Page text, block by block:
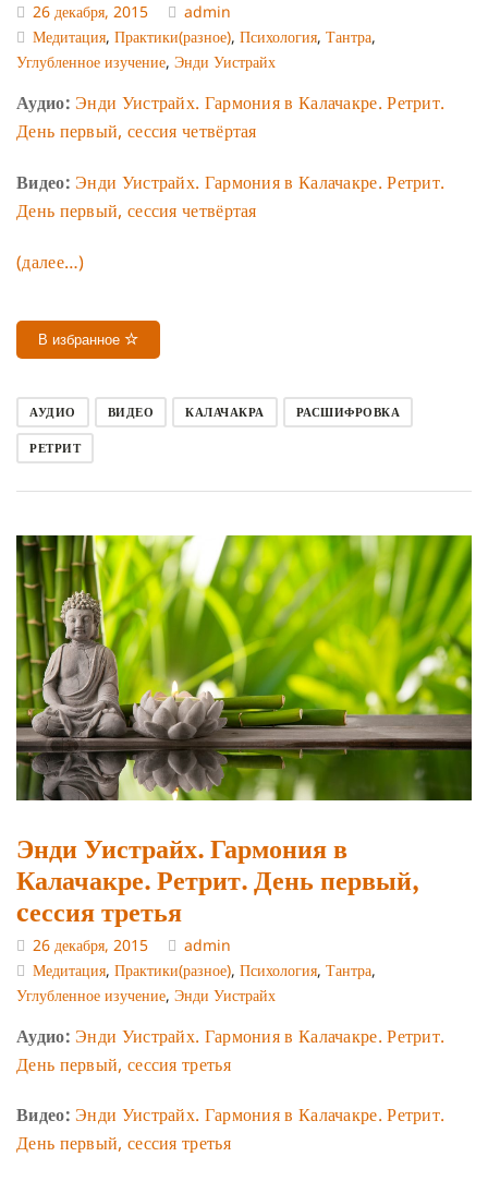
26 декабря, 2015
admin
Медитация, Практики(разное), Психология, Тантра,
Углубленное изучение, Энди Уистрайх
Аудио: Энди Уистрайх. Гармония в Калачакре. Ретрит.
День первый, сессия четвёртая
Видео: Энди Уистрайх. Гармония в Калачакре. Ретрит.
День первый, сессия четвёртая
(далее…)
В избранное
АУДИО ВИДЕО КАЛАЧАКРА РАСШИФРОВКА
РЕТРИТ
Энди Уистрайх. Гармония в
Калачакре. Ретрит. День первый,
cессия третья
26 декабря, 2015
admin
Медитация, Практики(разное), Психология, Тантра,
Углубленное изучение, Энди Уистрайх
Аудио: Энди Уистрайх. Гармония в Калачакре. Ретрит.
День первый, сессия третья
Видео: Энди Уистрайх. Гармония в Калачакре. Ретрит.
День первый, сессия третья